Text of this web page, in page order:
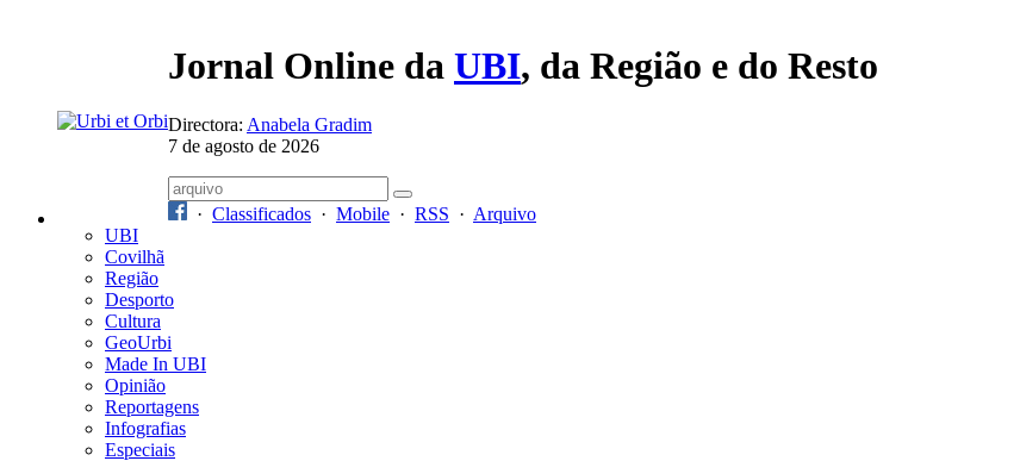
Jornal Online da UBI, da Região e do Resto
Directora: Anabela Gradim
7 de agosto de 2026
· Classificados · Mobile · RSS · Arquivo
UBI
Covilhã
Região
Desporto
Cultura
GeoUrbi
Made In UBI
Opinião
Reportagens
Infografias
Especiais